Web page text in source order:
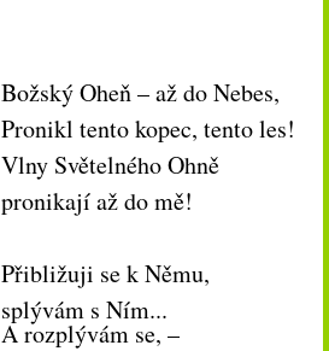
Božský Oheň – až do Nebes,
Pronikl tento kopec, tento les!
Vlny Světelného Ohně
pronikají až do mě!
Přibližuji se k Němu,
splývám s Ním...
A rozplývám se, –